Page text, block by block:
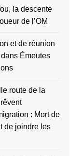
la descente
de l’OM
et de réunion
Émeutes
route de la
: Mort de
de joindre les